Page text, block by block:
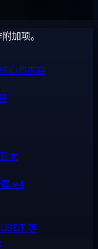
加项。
心与内存
太
v4
等